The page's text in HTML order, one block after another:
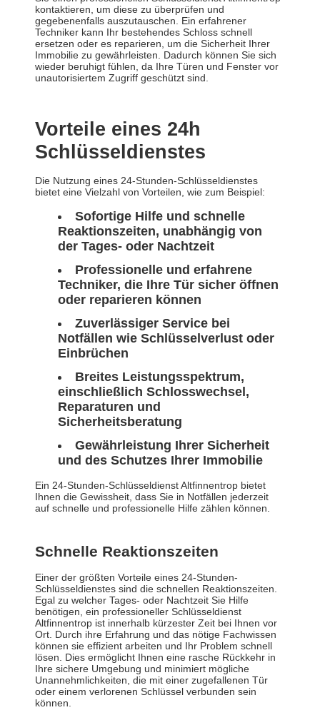
kontaktieren, um diese zu überprüfen und
gegebenenfalls auszutauschen. Ein erfahrener
Techniker kann Ihr bestehendes Schloss schnell
ersetzen oder es reparieren, um die Sicherheit Ihrer
Immobilie zu gewährleisten. Dadurch können Sie sich
wieder beruhigt fühlen, da Ihre Türen und Fenster vor
unautorisiertem Zugriff geschützt sind.
Vorteile eines 24h
Schlüsseldienstes
Die Nutzung eines 24-Stunden-Schlüsseldienstes
bietet eine Vielzahl von Vorteilen, wie zum Beispiel:
Sofortige Hilfe und schnelle
Reaktionszeiten, unabhängig von
der Tages- oder Nachtzeit
Professionelle und erfahrene
Techniker, die Ihre Tür sicher öffnen
oder reparieren können
Zuverlässiger Service bei
Notfällen wie Schlüsselverlust oder
Einbrüchen
Breites Leistungsspektrum,
einschließlich Schlosswechsel,
Reparaturen und
Sicherheitsberatung
Gewährleistung Ihrer Sicherheit
und des Schutzes Ihrer Immobilie
Ein 24-Stunden-Schlüsseldienst Altfinnentrop bietet
Ihnen die Gewissheit, dass Sie in Notfällen jederzeit
auf schnelle und professionelle Hilfe zählen können.
Schnelle Reaktionszeiten
Einer der größten Vorteile eines 24-Stunden-
Schlüsseldienstes sind die schnellen Reaktionszeiten.
Egal zu welcher Tages- oder Nachtzeit Sie Hilfe
benötigen, ein professioneller Schlüsseldienst
Altfinnentrop ist innerhalb kürzester Zeit bei Ihnen vor
Ort. Durch ihre Erfahrung und das nötige Fachwissen
können sie effizient arbeiten und Ihr Problem schnell
lösen. Dies ermöglicht Ihnen eine rasche Rückkehr in
Ihre sichere Umgebung und minimiert mögliche
Unannehmlichkeiten, die mit einer zugefallenen Tür
oder einem verlorenen Schlüssel verbunden sein
können.